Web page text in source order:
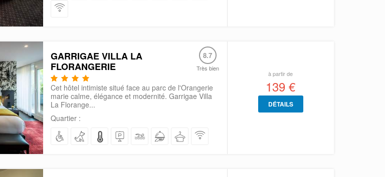
GARRIGAE VILLA LA
FLORANGERIE
8.7
Très bien
Cet hôtel intimiste situé face au parc de l'Orangerie
marie calme, élégance et modernité. Garrigae Villa
La Florange...
Quartier :
à partir de
139 €
DÉTAILS